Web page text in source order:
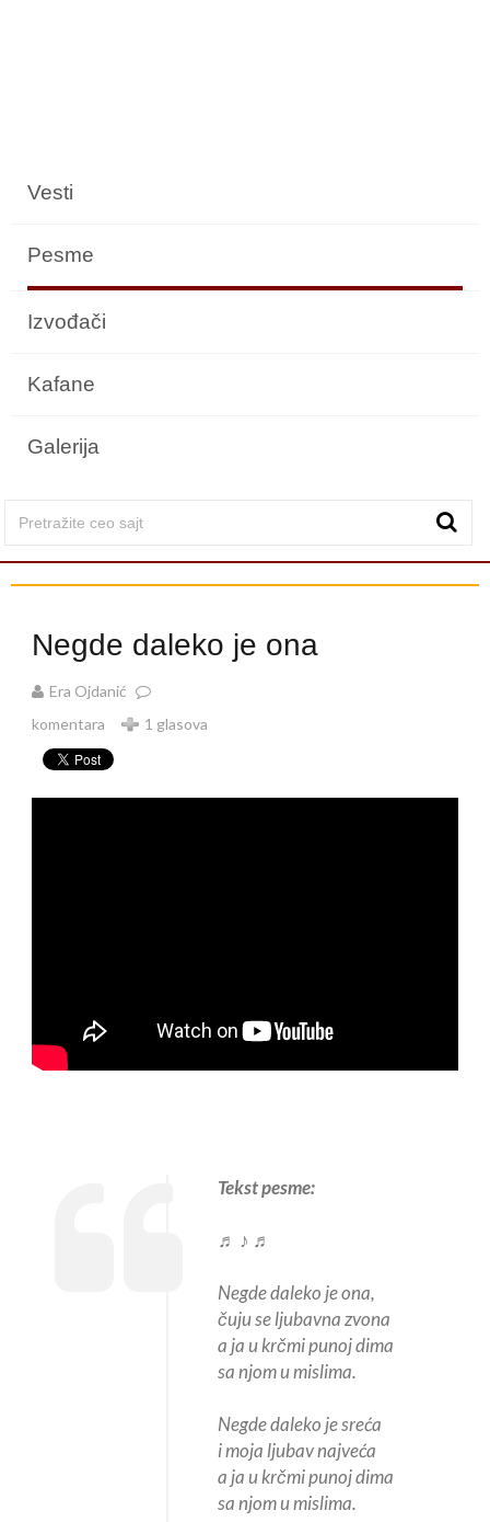
Vesti
Pesme
Izvođači
Kafane
Galerija
Negde daleko je ona
Era Ojdanić
komentara
1 glasova
Tekst pesme:
♬ ♪ ♬
Negde daleko je ona,
čuju se ljubavna zvona
a ja u krčmi punoj dima
sa njom u mislima.
Negde daleko je sreća
i moja ljubav najveća
a ja u krčmi punoj dima
sa njom u mislima.